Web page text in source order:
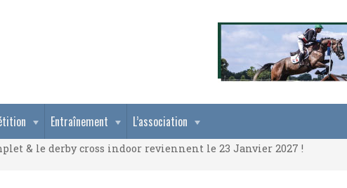
Entraînement
L’association
& le derby cross indoor reviennent le 23 Janvier 2027 !
& le derby cross indoor reviennent le 23 Janvier 2027 !